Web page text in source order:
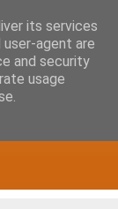
its services
user-agent are
and security
usage